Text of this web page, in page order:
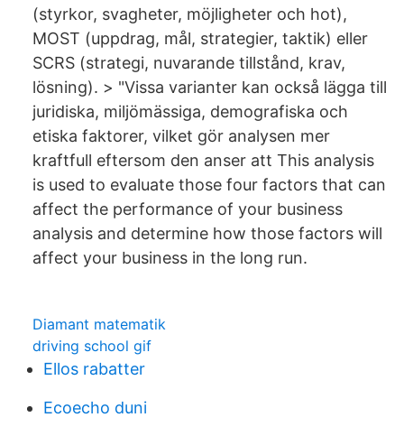
(styrkor, svagheter, möjligheter och hot),
MOST (uppdrag, mål, strategier, taktik) eller
SCRS (strategi, nuvarande tillstånd, krav,
lösning). > "Vissa varianter kan också lägga till
juridiska, miljömässiga, demografiska och
etiska faktorer, vilket gör analysen mer
kraftfull eftersom den anser att This analysis
is used to evaluate those four factors that can
affect the performance of your business
analysis and determine how those factors will
affect your business in the long run.
Diamant matematik
driving school gif
Ellos rabatter
Ecoecho duni